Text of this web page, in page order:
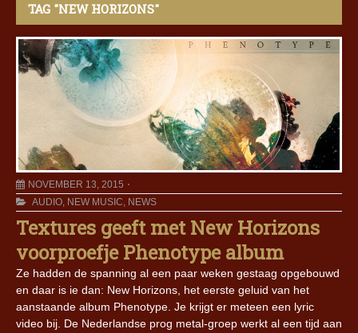
TAG "NEW HORIZONS"
NOVEMBER 13, 2015
AUDIO, NEW MUSIC, NEWS
Textures geeft met New Horizons
voorproefje Phenotype album
Ze hadden de spanning al een paar weken gestaag opgebouwd
en daar is ie dan: New Horizons, het eerste geluid van het
aanstaande album Phenotype. Je krijgt er meteen een lyric
video bij. De Nederlandse prog metal-groep werkt al een tijd aan